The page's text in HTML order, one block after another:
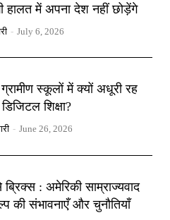
हालत में अपना देश नहीं छोड़ेंगे
- July 6, 2026
ग्रामीण स्कूलों में क्यों अधूरी रह
शिक्षा?
- June 26, 2026
: अमेरिकी साम्राज्यवाद
की संभावनाएँ और चुनौतियाँ